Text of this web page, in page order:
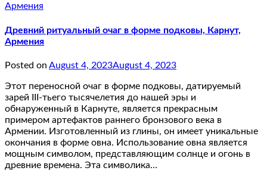
Древний ритуальный очаг в форме подковы, Карнут,
Армения
Posted on August 4, 2023August 4, 2023
Этот переносной очаг в форме подковы, датируемый
зарей III-тьего тысячелетия до нашей эры и
обнаруженный в Карнуте, является прекрасным
примером артефактов раннего бронзового века в
Армении. Изготовленный из глины, он имеет уникальные
окончания в форме овна. Использование овна является
мощным символом, представляющим солнце и огонь в
древние времена. Эта символика…